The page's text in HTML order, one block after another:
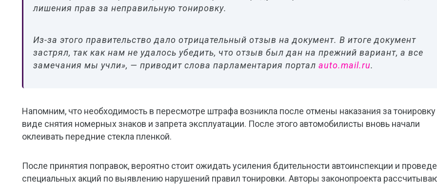
лишения прав за неправильную тонировку.
Из-за этого правительство дало отрицательный отзыв на документ. В итоге документ
застрял, так как нам не удалось убедить, что отзыв был дан на прежний вариант, а все
замечания мы учли», — приводит слова парламентария портал auto.mail.ru.
Напомним, что необходимость в пересмотре штрафа возникла после отмены наказания за тонировку
виде снятия номерных знаков и запрета эксплуатации. После этого автомобилисты вновь начали
оклеивать передние стекла пленкой.
После принятия поправок, вероятно стоит ожидать усиления бдительности автоинспекции и
специальных акций по выявлению нарушений правил тонировки. Авторы законопроекта